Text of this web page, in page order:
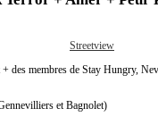
Streetview
des membres de Stay Hungry,
et Bagnolet)